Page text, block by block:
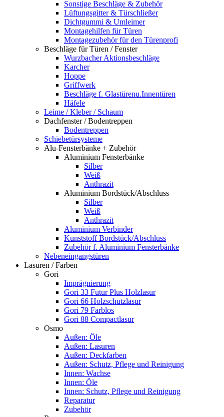
Sonstige Beschläge & Zubehör
Lüftungsgitter & Türschließer
Dichtgummi & Umleimer
Montagehilfen für Türen
Montagezubehör für den Türenprofi
Beschläge für Türen / Fenster
Wurzbacher Aktionsbeschläge
Karcher
Hoppe
Griffwerk
Beschläge f. Glastürenu.Innentüren
Häfele
Leime / Kleber / Schaum
Dachfenster / Bodentreppen
Bodentreppen
Schiebetürsysteme
Alu-Fensterbänke + Zubehör
Aluminium Fensterbänke
Silber
Weiß
Anthrazit
Aluminium Bordstück/Abschluss
Silber
Weiß
Anthrazit
Aluminium Verbinder
Kunststoff Bordstück/Abschluss
Zubehör f. Aluminium Fensterbänke
Nebeneingangstüren
Lasuren / Farben
Gori
Imprägnierung
Gori 33 Futur Plus Holzlasur
Gori 66 Holzschutzlasur
Gori 79 Farblos
Gori 88 Compactlasur
Osmo
Außen: Öle
Außen: Lasuren
Außen: Deckfarben
Außen: Schutz, Pflege und Reinigung
Innen: Wachse
Innen: Öle
Innen: Schutz, Pflege und Reinigung
Reparatur
Zubehör